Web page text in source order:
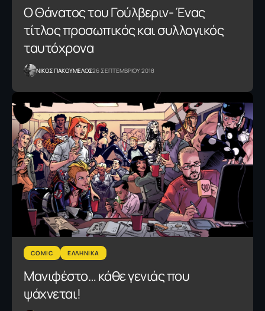
O Θάνατος του Γούλβεριν- Ένας
τίτλος προσωπικός και συλλογικός
ταυτόχρονα
NΙΚΟΣ ΓΙΑΚΟΥΜΕΛΟΣ26 ΣΕΠΤΕΜΒΡΙΟΥ 2018
COMIC ΕΛΛΗΝΙΚΑ
Mανιφέστο… κάθε γενιάς που
ψάχνεται!